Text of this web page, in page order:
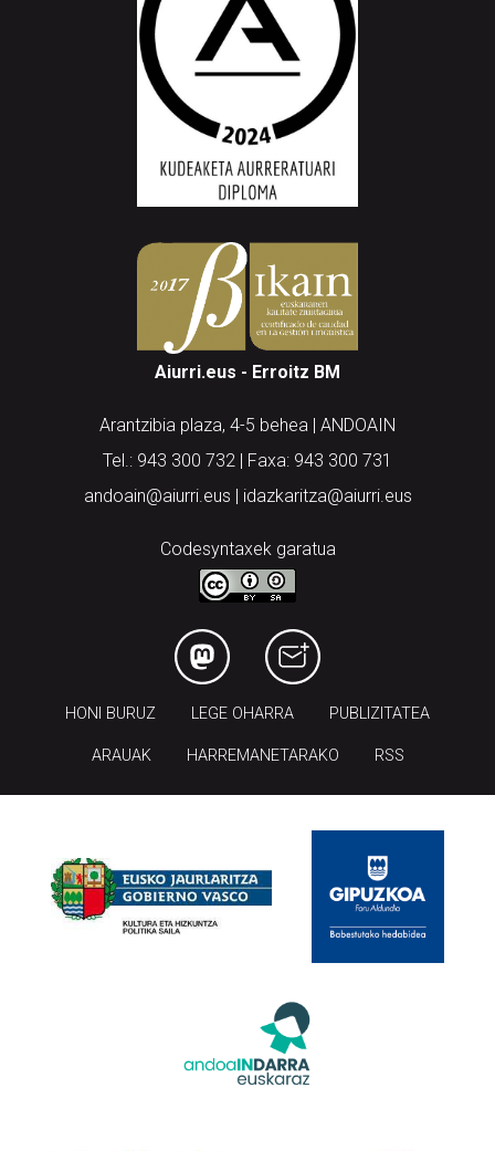
Aiurri.eus - Erroitz BM
Arantzibia plaza, 4-5 behea | ANDOAIN
Tel.: 943 300 732 | Faxa: 943 300 731
andoain@aiurri.eus | idazkaritza@aiurri.eus
Codesyntaxek garatua
HONI BURUZ LEGE OHARRA PUBLIZITATEA
ARAUAK HARREMANETARAKO RSS